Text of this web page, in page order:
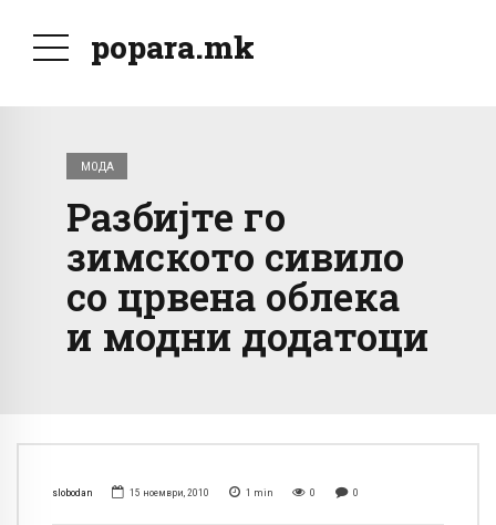
popara.mk
МОДА
Разбијте го
зимското сивило
со црвена облека
и модни додатоци
slobodan 15 ноември, 2010 1 min 0 0